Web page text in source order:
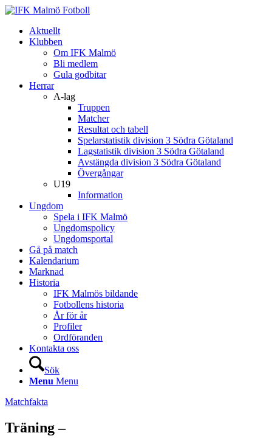
Aktuellt
Klubben
Om IFK Malmö
Bli medlem
Gula godbitar
Herrar
A-lag
Truppen
Matcher
Resultat och tabell
Spelarstatistik division 3 Södra Götaland
Lagstatistik division 3 Södra Götaland
Avstängda division 3 Södra Götaland
Övergångar
U19
Information
Ungdom
Spela i IFK Malmö
Ungdomspolicy
Ungdomsportal
Gå på match
Kalendarium
Marknad
Historia
IFK Malmös bildande
Fotbollens historia
År för år
Profiler
Ordföranden
Kontakta oss
Sök
Menu Menu
Matchfakta
Träning –